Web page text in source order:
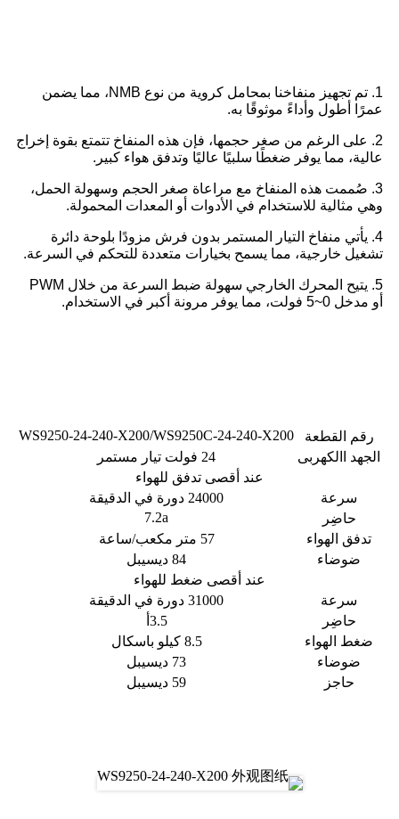
1. تم تجهيز منفاخنا بمحامل كروية من نوع NMB، مما يضمن
عمرًا أطول وأداءً موثوقًا به.
2. على الرغم من صغر حجمها، فإن هذه المنفاخ تتمتع بقوة إخراج
عالية، مما يوفر ضغطًا سلبيًا عاليًا وتدفق هواء كبير.
3. صُممت هذه المنفاخ مع مراعاة صغر الحجم وسهولة الحمل،
وهي مثالية للاستخدام في الأدوات أو المعدات المحمولة.
4. يأتي منفاخ التيار المستمر بدون فرش مزودًا بلوحة دائرة
تشغيل خارجية، مما يسمح بخيارات متعددة للتحكم في السرعة.
5. يتيح المحرك الخارجي سهولة ضبط السرعة من خلال PWM
أو مدخل 0~5 فولت، مما يوفر مرونة أكبر في الاستخدام.
رقم القطعة
WS9250-24-240-X200/WS9250C-24-240-X200
الجهد االكهربى
24 فولت تيار مستمر
عند أقصى تدفق للهواء
سرعة
24000 دورة في الدقيقة
حاضِر
7.2a
تدفق الهواء
57 متر مكعب/ساعة
ضوضاء
84 ديسيبل
عند أقصى ضغط للهواء
سرعة
31000 دورة في الدقيقة
حاضِر
3.5أ
ضغط الهواء
8.5 كيلو باسكال
ضوضاء
73 ديسيبل
حاجز
59 ديسيبل